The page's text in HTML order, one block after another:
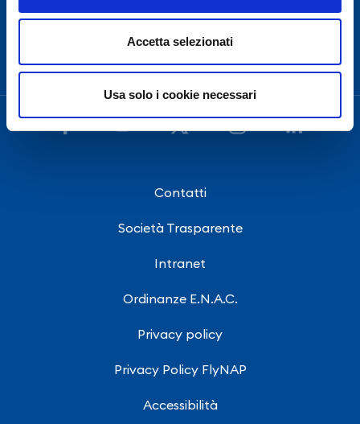
Accetta selezionati
Usa solo i cookie necessari
Hai bisogno di assistenza?
Contatti
Società Trasparente
Intranet
Ordinanze E.N.A.C.
Privacy policy
Privacy Policy FlyNAP
Accessibilità